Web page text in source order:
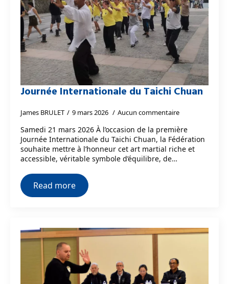
Journée Internationale du Taichi Chuan
James BRULET 9 mars 2026 Aucun commentaire
Samedi 21 mars 2026 À l’occasion de la première
Journée Internationale du Taichi Chuan, la Fédération
souhaite mettre à l’honneur cet art martial riche et
accessible, véritable symbole d’équilibre, de…
Read more